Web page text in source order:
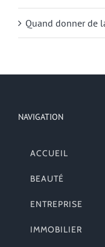
Quand donner de
NAVIGATION
ACCUEIL
BEAUTÉ
ENTREPRISE
IMMOBILIER